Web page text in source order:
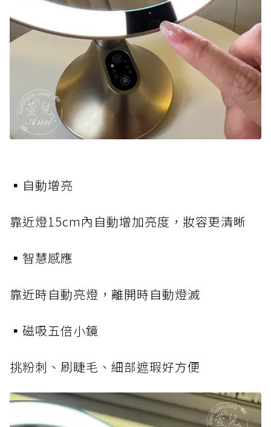
▪️自動增亮
靠近燈15cm內自動增加亮度，妝容更清晰
▪️智慧感應
靠近時自動亮燈，離開時自動燈滅
▪️磁吸五倍小鏡
挑粉刺、刷睫毛、細部遮瑕好方便